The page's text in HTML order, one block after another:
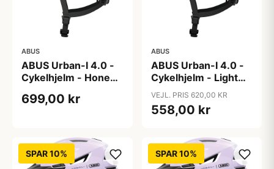
ABUS
ABUS Urban-I 4.0 -
Cykelhjelm - Honey
699,00 kr
ABUS
ABUS Urban-I 4.0 -
Cykelhjelm - Light
Lavender - L
VEJL. PRIS 620,00 KR
558,00 kr
SPAR 10% SPAR 10%